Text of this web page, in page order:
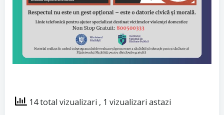
14 total vizualizari , 1 vizualizari astazi